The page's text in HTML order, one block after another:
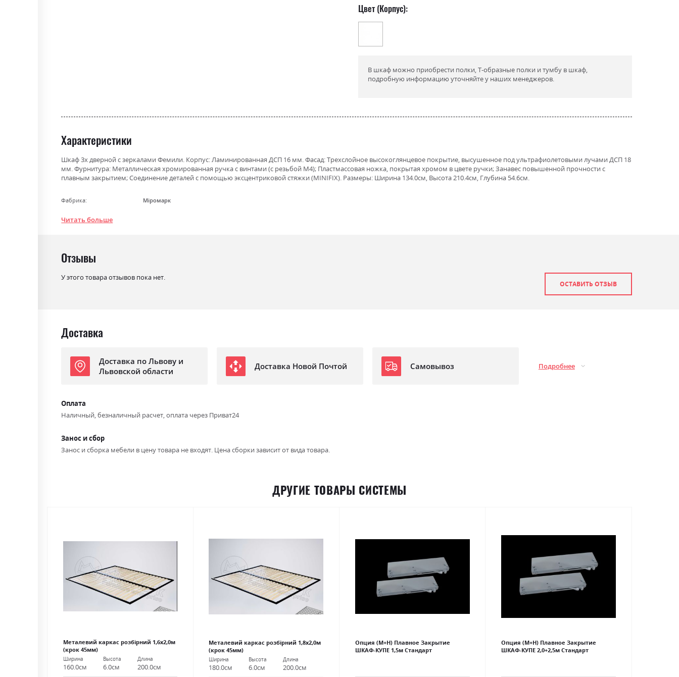
Цвет (Корпус):
В шкаф можно приобрести полки, Т-образные полки и тумбу в шкаф,
подробную информацию уточняйте у наших менеджеров.
Характеристики
Шкаф 3х дверной с зеркалами Фемили. Корпус: Ламинированная ДСП 16 мм. Фасад: Трехслойное высокоглянцевое покрытие, высушенное под ультрафиолетовыми лучами ДСП 18
мм. Фурнитура: Металлическая хромированная ручка с винтами (с резьбой М4); Пластмассовая ножка, покрытая хромом в цвете ручки; Занавес повышенной прочности с
плавным закрытием; Соединение деталей с помощью эксцентриковой стяжки (MINIFIX). Размеры: Ширина 134.0см, Высота 210.4см, Глубина 54.6см.
Фабрика: Міромарк
Цвет (Фасад):
Читать больше
Отзывы
У этого товара отзывов пока нет.
ОСТАВИТЬ ОТЗЫВ
Доставка
Доставка по Львову и
Львовской области
Доставка Новой Почтой Самовывоз Подробнее
Оплата
Наличный, безналичный расчет, оплата через Приват24
Занос и сбор
Занос и сборка мебели в цену товара не входят. Цена сборки зависит от вида товара.
ДРУГИЕ ТОВАРЫ СИСТЕМЫ
Металевий каркас розбірний 1,6х2,0м
(крок 45мм)
Ширина
160.0см
Высота
6.0см
Длина
200.0см
Металевий каркас розбірний 1,8х2,0м
(крок 45мм)
Ширина
180.0см
Высота
6.0см
Длина
200.0см
Опция (М+Н) Плавное Закрытие
ШКАФ-КУПЕ 1,5м Стандарт
Опция (М+Н) Плавное Закрытие
ШКАФ-КУПЕ 2,0+2,5м Стандарт